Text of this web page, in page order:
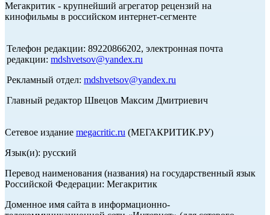
Мегакритик - крупнейший агрегатор рецензий на
кинофильмы в российском интернет-сегменте
Телефон редакции: 89220866202, электронная почта
редакции: mdshvetsov@yandex.ru
Рекламный отдел: mdshvetsov@yandex.ru
Главный редактор Швецов Максим Дмитриевич
Сетевое издание megacritic.ru (МЕГАКРИТИК.РУ)
Язык(и): русский
Перевод наименования (названия) на государственный язык
Российской Федерации: Мегакритик
Доменное имя сайта в информационно-